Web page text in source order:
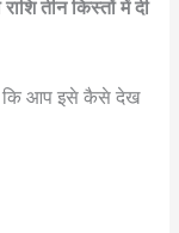
तीन किस्तों में दी
कि आप इसे कैसे देख